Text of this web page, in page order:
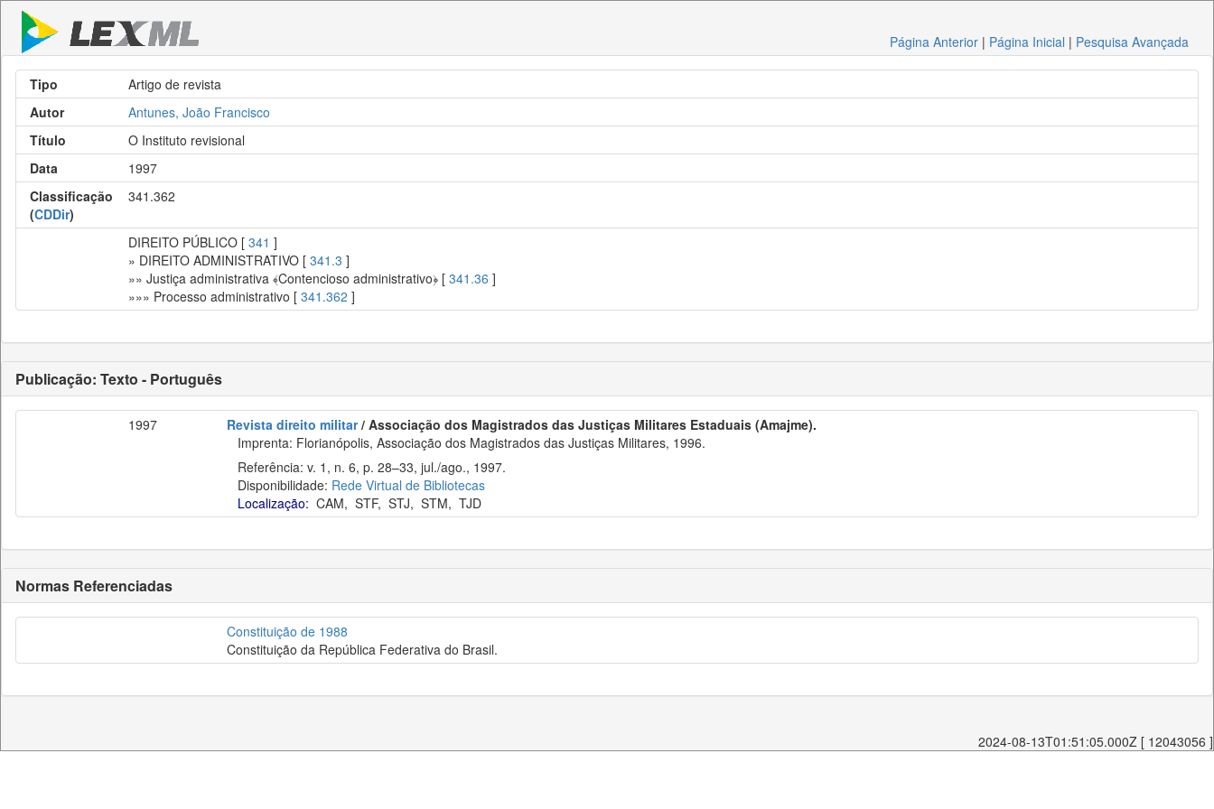
Página Anterior | Página Inicial | Pesquisa Avançada
Tipo
Artigo de revista
Autor
Antunes, João Francisco
Título
O Instituto revisional
Data
1997
Classificação
(CDDir)
341.362
DIREITO PÚBLICO [ 341 ]
» DIREITO ADMINISTRATIVO [ 341.3 ]
»» Justiça administrativa ﴾Contencioso administrativo﴿ [ 341.36 ]
»»» Processo administrativo [ 341.362 ]
Publicação: Texto - Português
1997 Revista direito militar/ Associação dos Magistrados das Justiças Militares Estaduais (Amajme).
Imprenta: Florianópolis, Associação dos Magistrados das Justiças Militares, 1996.
Referência: v. 1, n. 6, p. 28–33, jul./ago., 1997.
Disponibilidade: Rede Virtual de Bibliotecas
Localização: CAM, STF, STJ, STM, TJD
Normas Referenciadas
Constituição de 1988
Constituição da República Federativa do Brasil.
2024-08-13T01:51:05.000Z [ 12043056 ]